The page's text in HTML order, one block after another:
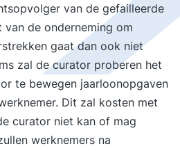
van de gefailleerde
de onderneming om
gaat dan ook niet
zal de curator proberen het
te bewegen jaarloonopgaven
Dit zal kosten met
curator niet kan of mag
werknemers na